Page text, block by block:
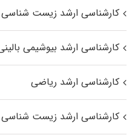
کارشناسی ارشد زیست شناسی
کارشناسی ارشد بیوشیمی
کارشناسی ارشد ریاضی
کارشناسی ارشد زیست‌